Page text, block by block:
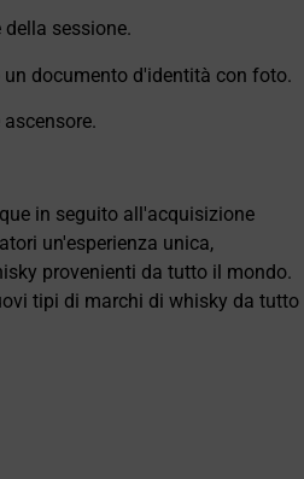
sessione.
documento d'identità con foto.
in seguito all'acquisizione
un'esperienza unica,
provenienti da tutto il mondo.
tipi di marchi di whisky da tutto